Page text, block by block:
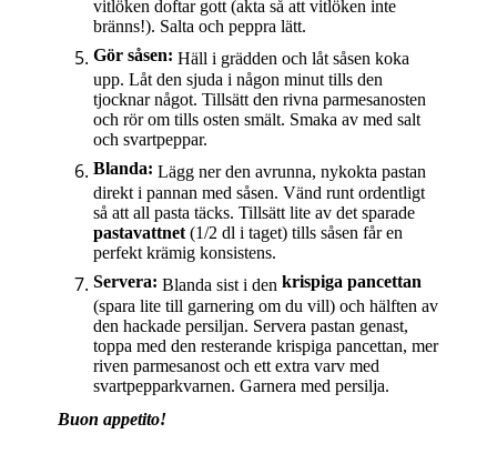
vitlöken doftar gott (akta så att vitlöken inte
bränns!). Salta och peppra lätt.
Gör såsen: Häll i grädden och låt såsen koka
upp. Låt den sjuda i någon minut tills den
tjocknar något. Tillsätt den rivna parmesanosten
och rör om tills osten smält. Smaka av med salt
och svartpeppar.
Blanda: Lägg ner den avrunna, nykokta pastan
direkt i pannan med såsen. Vänd runt ordentligt
så att all pasta täcks. Tillsätt lite av det sparade
pastavattnet (1/2 dl i taget) tills såsen får en
perfekt krämig konsistens.
Servera: Blanda sist i denkrispiga pancettan
(spara lite till garnering om du vill) och hälften av
den hackade persiljan. Servera pastan genast,
toppa med den resterande krispiga pancettan, mer
riven parmesanost och ett extra varv med
svartpepparkvarnen. Garnera med persilja.
Buon appetito!